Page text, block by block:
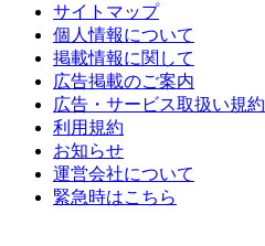
サイトマップ
個人情報について
掲載情報に関して
広告掲載のご案内
広告・サービス取扱い規約
利用規約
お知らせ
運営会社について
緊急時はこちら